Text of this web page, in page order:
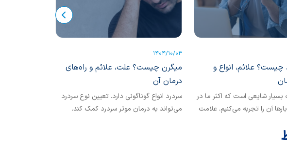
علائم، انواع و
بسیار شایعی است که اکثر ما در
آن را تجربه می‌کنیم. علامت
مداوم، شدید یا
از سردردها با تغییر و
1404/10/03
میگرن چیست؟ علت، علائم و راه‌های
درمان آن
سردرد انواع گوناگونی دارد. تعیین نوع سردرد
می‌تواند به درمان موثر سردرد کمک کند.